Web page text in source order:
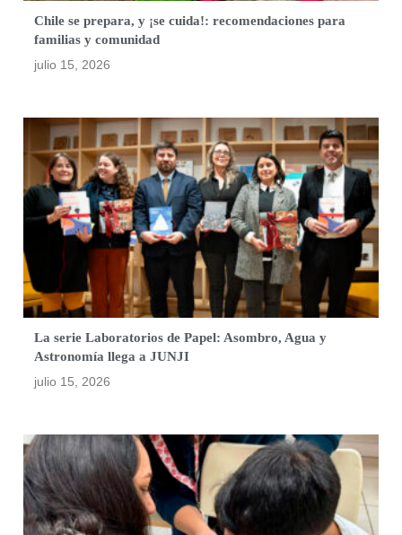
Chile se prepara, y ¡se cuida!: recomendaciones para
familias y comunidad
julio 15, 2026
La serie Laboratorios de Papel: Asombro, Agua y
Astronomía llega a JUNJI
julio 15, 2026